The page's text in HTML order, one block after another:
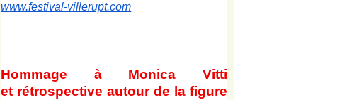
www.festival-villerupt.com
Hommage à Monica Vitti
et rétrospective autour de la figure